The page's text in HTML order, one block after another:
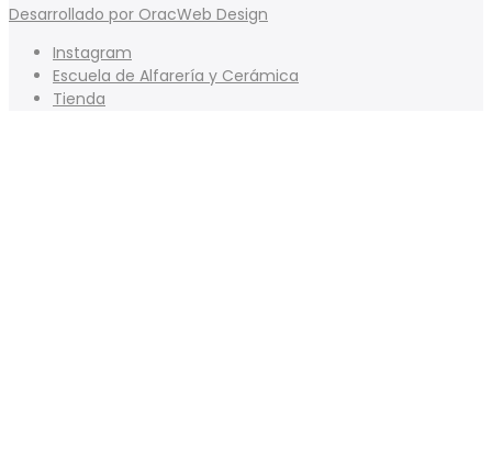
Desarrollado por OracWeb Design
Instagram
Escuela de Alfarería y Cerámica
Tienda